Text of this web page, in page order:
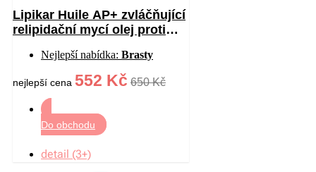
Lipikar Huile AP+ zvláčňující
relipidační mycí olej proti
Nejlepší nabídka: Brasty
nejlepší cena 552 Kč 650 Kč
Do obchodu
detail (3+)